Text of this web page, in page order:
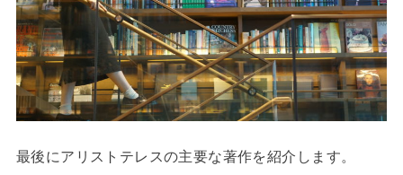
最後にアリストテレスの主要な著作を紹介します。